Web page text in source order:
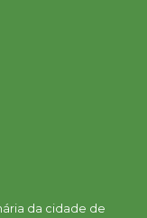
da cidade de